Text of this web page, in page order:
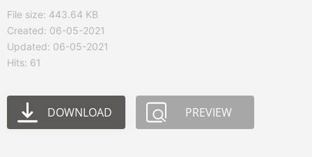
File size: 443.64 KB
Created: 06-05-2021
Updated: 06-05-2021
Hits: 61
DOWNLOAD PREVIEW